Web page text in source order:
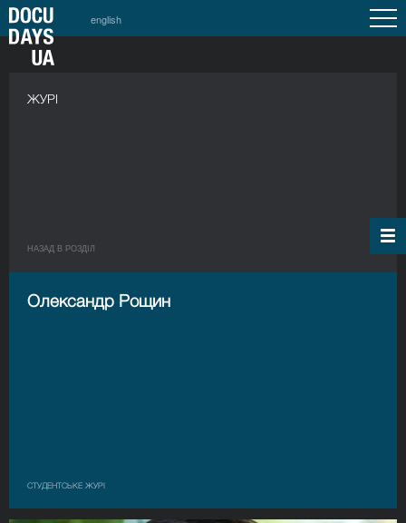
english
ЖУРІ
НАЗАД В РОЗДIЛ
Олександр Рощин
СТУДЕНТСЬКЕ ЖУРІ